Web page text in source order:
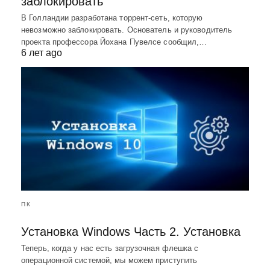
В Голландии разработана торрент-сеть, которую
невозможно заблокировать. Основатель и руководитель
проекта профессора Йохана Пувелсе сообщил,…
6 лет ago
ПК
Установка Windows Часть 2. Установка
Теперь, когда у нас есть загрузочная флешка с
операционной системой, мы можем приступить